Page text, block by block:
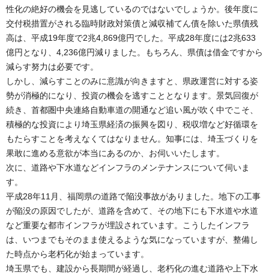
性化の絶好の機会を見逃しているのではないでしょうか。後年度に
交付税措置がされる臨時財政対策債と減収補てん債を除いた県債残
高は、平成19年度で2兆4,869億円でした。平成28年度には2兆633
億円となり、4,236億円減りました。もちろん、県債は借金ですから
減らす努力は必要です。
しかし、減らすことのみに意識が向きますと、県政運営に対する姿
勢が消極的になり、投資の機会を逃すこととなります。景気回復が
続き、首都圏中央連絡自動車道の開通など追い風が吹く中でこそ、
積極的な投資により埼玉県経済の振興を図り、税収増など好循環を
もたらすことを考えなくてはなりません。知事には、埼玉づくりを
果敢に進める意欲が本当にあるのか、お伺いいたします。
次に、道路や下水道などインフラのメンテナンスについて伺いま
す。
平成28年11月、福岡県の道路で陥没事故がありました。地下の工事
が陥没の原因でしたが、道路を含めて、その地下にも下水道や水道
など重要な都市インフラが埋設されています。こうしたインフラ
は、いつまでもそのまま使えるような気になっていますが、整備し
た時点から老朽化が始まっています。
埼玉県でも、建設から長期間が経過し、老朽化の進む道路や上下水